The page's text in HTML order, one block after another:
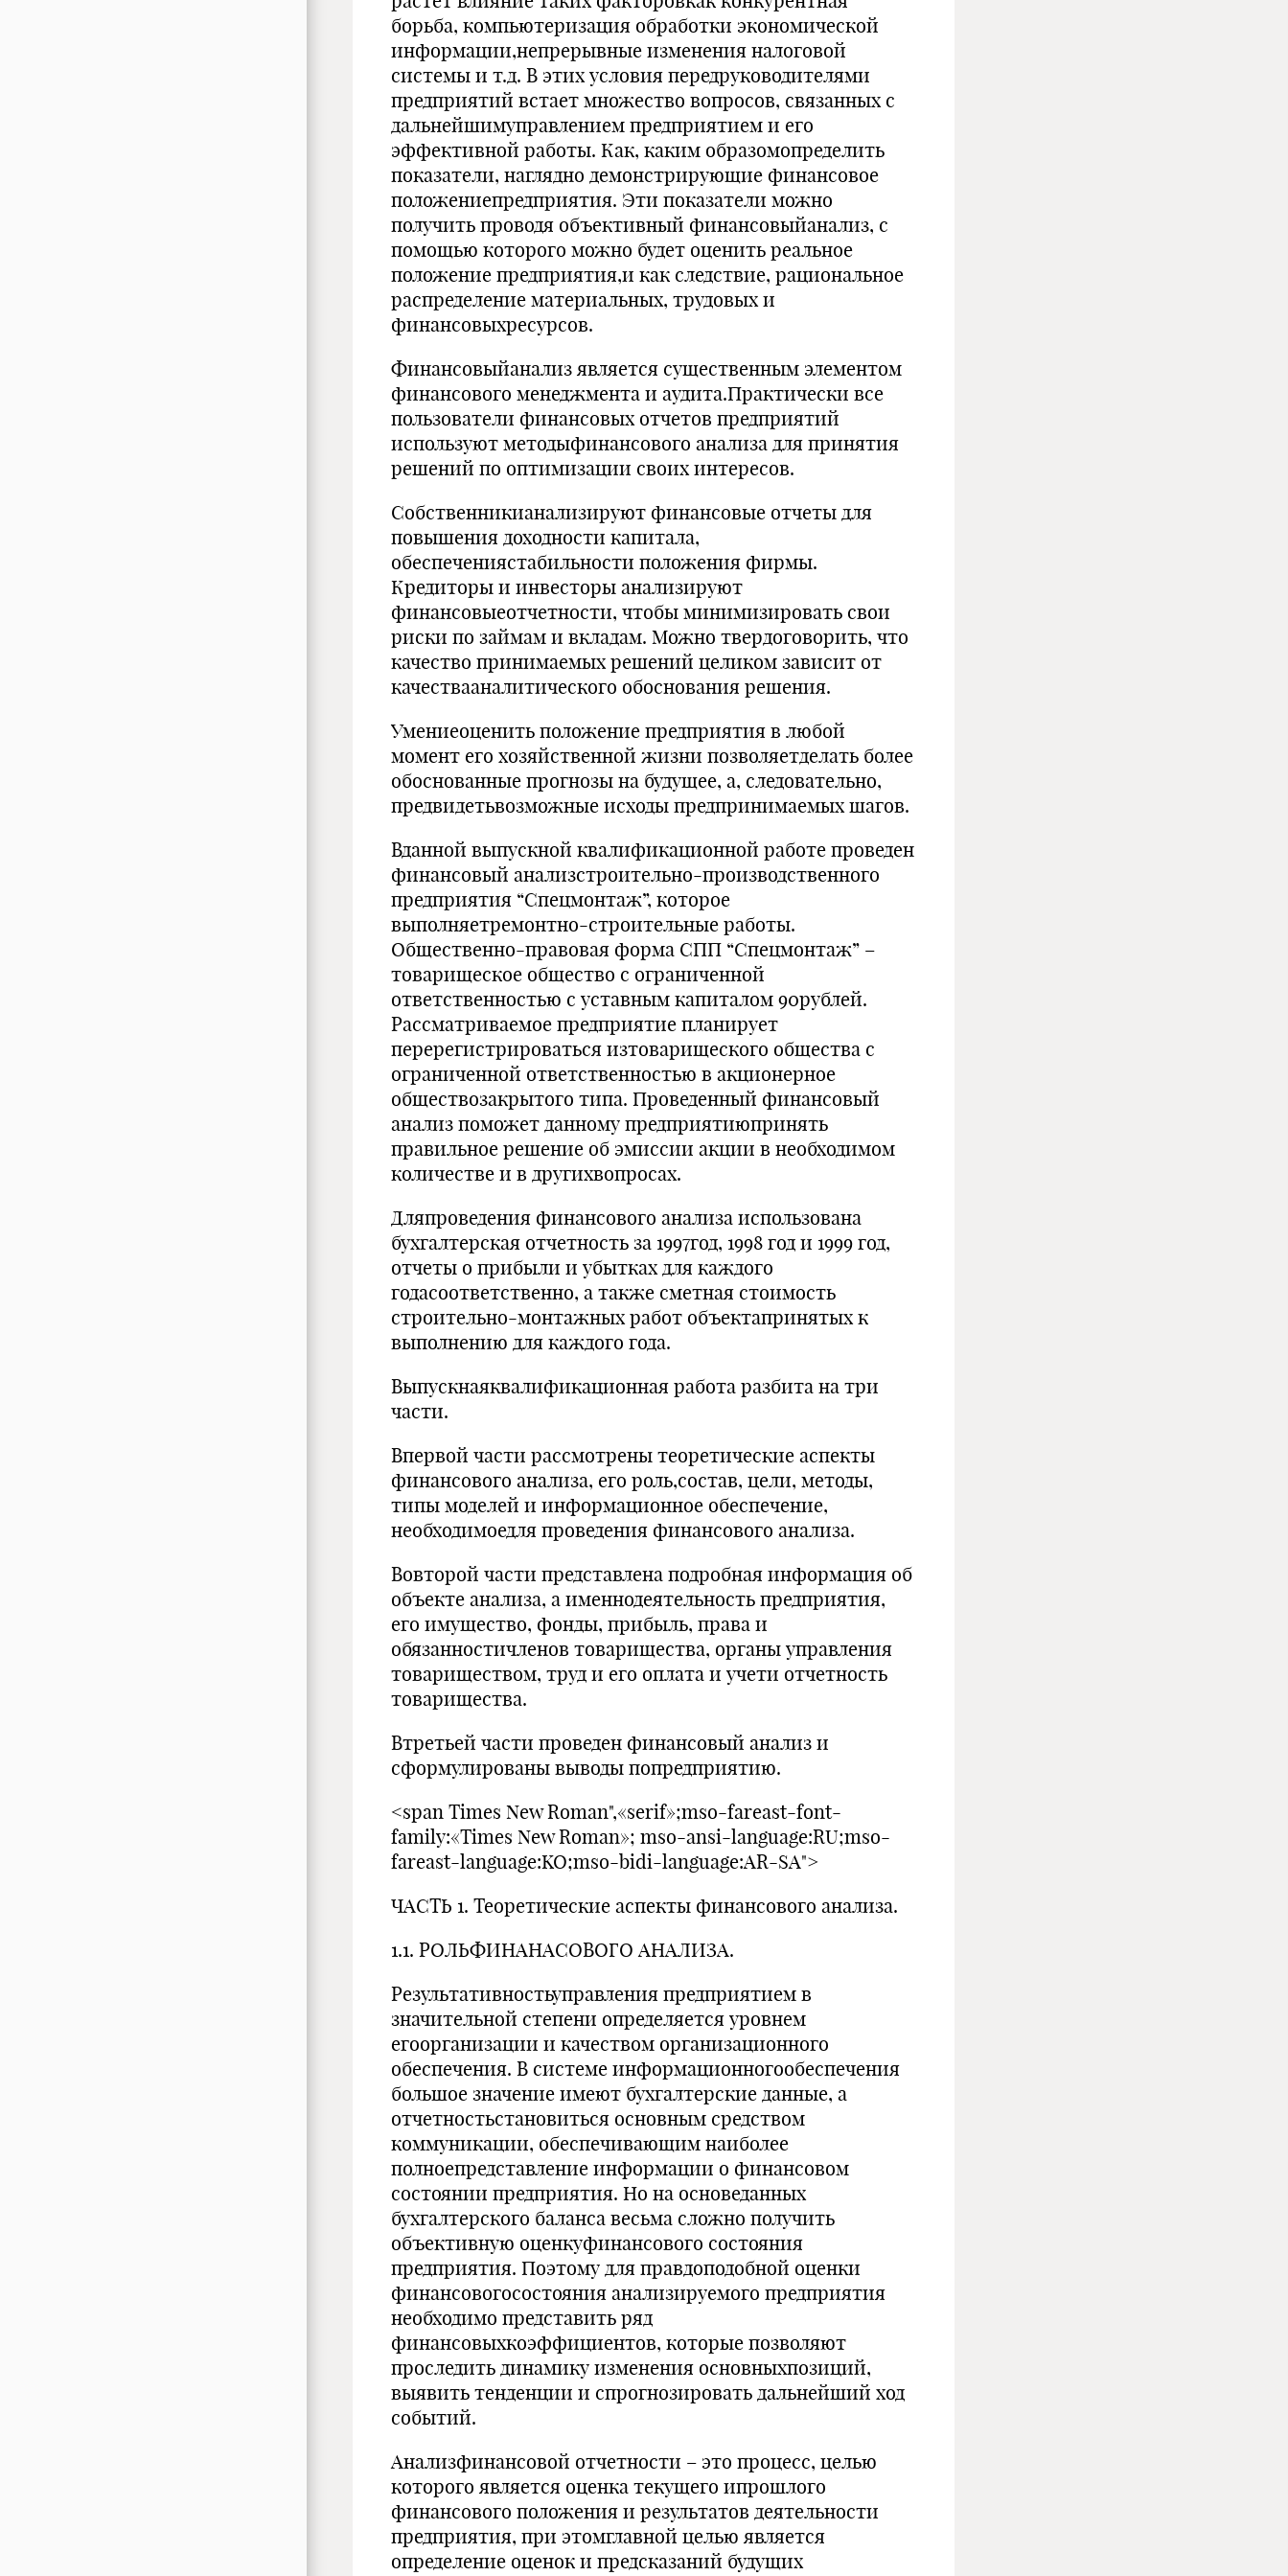
борьба, компьютеризация обработки экономической
информации,непрерывные изменения налоговой
системы и т.д. В этих условия передруководителями
предприятий встает множество вопросов, связанных с
дальнейшимуправлением предприятием и его
эффективной работы. Как, каким образомопределить
показатели, наглядно демонстрирующие финансовое
положениепредприятия. Эти показатели можно
получить проводя объективный финансовыйанализ, с
помощью которого можно будет оценить реальное
положение предприятия,и как следствие, рациональное
распределение материальных, трудовых и
финансовыхресурсов.
Финансовыйанализ является существенным элементом
финансового менеджмента и аудита.Практически все
пользователи финансовых отчетов предприятий
используют методыфинансового анализа для принятия
решений по оптимизации своих интересов.
Собственникианализируют финансовые отчеты для
повышения доходности капитала,
обеспечениястабильности положения фирмы.
Кредиторы и инвесторы анализируют
финансовыеотчетности, чтобы минимизировать свои
риски по займам и вкладам. Можно твердоговорить, что
качество принимаемых решений целиком зависит от
качествааналитического обоснования решения.
Умениеоценить положение предприятия в любой
момент его хозяйственной жизни позволяетделать более
обоснованные прогнозы на будущее, а, следовательно,
предвидетьвозможные исходы предпринимаемых шагов.
Вданной выпускной квалификационной работе проведен
финансовый анализстроительно-производственного
предприятия “Спецмонтаж”, которое
выполняетремонтно-строительные работы.
Общественно-правовая форма СПП “Спецмонтаж” –
товарищеское общество с ограниченной
ответственностью с уставным капиталом 90рублей.
Рассматриваемое предприятие планирует
перерегистрироваться изтоварищеского общества с
ограниченной ответственностью в акционерное
обществозакрытого типа. Проведенный финансовый
анализ поможет данному предприятиюпринять
правильное решение об эмиссии акции в необходимом
количестве и в другихвопросах.
Дляпроведения финансового анализа использована
бухгалтерская отчетность за 1997год, 1998 год и 1999 год,
отчеты о прибыли и убытках для каждого
годасоответственно, а также сметная стоимость
строительно-монтажных работ объектапринятых к
выполнению для каждого года.
Выпускнаяквалификационная работа разбита на три
части.
Впервой части рассмотрены теоретические аспекты
финансового анализа, его роль,состав, цели, методы,
типы моделей и информационное обеспечение,
необходимоедля проведения финансового анализа.
Вовторой части представлена подробная информация об
объекте анализа, а именнодеятельность предприятия,
его имущество, фонды, прибыль, права и
обязанностичленов товарищества, органы управления
товариществом, труд и его оплата и учети отчетность
товарищества.
Втретьей части проведен финансовый анализ и
сформулированы выводы попредприятию.
<span Times New Roman",«serif»;mso-fareast-font-
family:«Times New Roman»; mso-ansi-language:RU;mso-
fareast-language:KO;mso-bidi-language:AR-SA">
ЧАСТЬ 1. Теоретические аспекты финансового анализа.
1.1. РОЛЬФИНАНАСОВОГО АНАЛИЗА.
Результативностьуправления предприятием в
значительной степени определяется уровнем
егоорганизации и качеством организационного
обеспечения. В системе информационногообеспечения
большое значение имеют бухгалтерские данные, а
отчетностьстановиться основным средством
коммуникации, обеспечивающим наиболее
полноепредставление информации о финансовом
состоянии предприятия. Но на основеданных
бухгалтерского баланса весьма сложно получить
объективную оценкуфинансового состояния
предприятия. Поэтому для правдоподобной оценки
финансовогосостояния анализируемого предприятия
необходимо представить ряд
финансовыхкоэффициентов, которые позволяют
проследить динамику изменения основныхпозиций,
выявить тенденции и спрогнозировать дальнейший ход
событий.
Анализфинансовой отчетности – это процесс, целью
которого является оценка текущего ипрошлого
финансового положения и результатов деятельности
предприятия, при этомглавной целью является
определение оценок и предсказаний будущих